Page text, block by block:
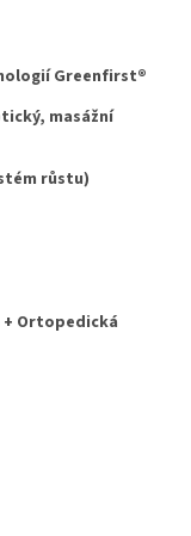
Greenfirst®
masážní
růstu)
+ Ortopedická